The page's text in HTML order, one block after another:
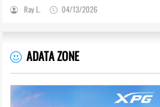
Ray L. 04/13/2026
ADATA ZONE